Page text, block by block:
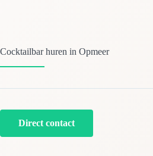
Cocktailbar huren in Opmeer
Direct contact